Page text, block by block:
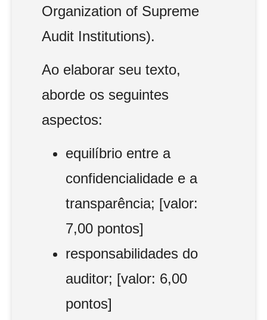
Organization of Supreme
Audit Institutions).
Ao elaborar seu texto,
aborde os seguintes
aspectos:
equilíbrio entre a
confidencialidade e a
transparência; [valor:
7,00 pontos]
responsabilidades do
auditor; [valor: 6,00
pontos]